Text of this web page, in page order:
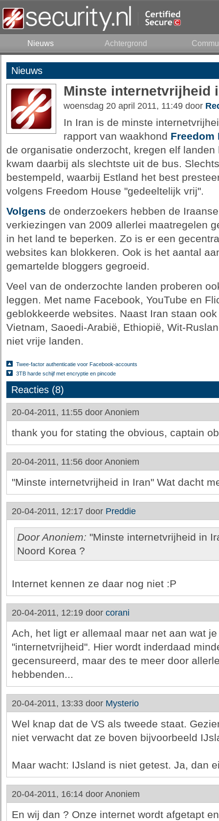
Nieuws Achtergrond
Nieuws
Minste internetvrijheid
woensdag 20 april 2011, 11:49 door
In Iran is de minste
rapport van waakhond Freedom
de organisatie onderzocht, kregen elf
kwam daarbij als slechtste uit de bus.
bestempeld, waarbij Estland het best
volgens Freedom House "gedeeltelijk vrij".
Volgens de onderzoekers hebben de
verkiezingen van 2009 allerlei maatregelen
in het land te beperken. Zo is er een
websites kan blokkeren. Ook is het aantal
gemartelde bloggers gegroeid.
Veel van de onderzochte landen proberen
leggen. Met name Facebook, YouTube en
geblokkeerde websites. Naast Iran staan
Vietnam, Saoedi-Arabië, Ethiopië, Wit-
niet vrije landen.
Twee-factor authenticatie voor Facebook-accounts
3TB harde schijf met encryptie en pincode
Reacties (8)
20-04-2011, 11:55 door Anoniem
thank you for stating the obvious, captain
20-04-2011, 11:56 door Anoniem
"Minste internetvrijheid in Iran" Wat dacht
20-04-2011, 12:17 door Preddie
Door Anoniem: "Minste internetvrijheid in
Noord Korea ?
Internet kennen ze daar nog niet :P
20-04-2011, 12:19 door corani
Ach, het ligt er allemaal maar net aan wat
"internetvrijheid". Hier wordt inderdaad
gecensureerd, maar des te meer door
hebbenden...
20-04-2011, 13:33 door Mysterio
Wel knap dat de VS als tweede staat.
niet verwacht dat ze boven bijvoorbeeld
Maar wacht: IJsland is niet getest. Ja, dan
20-04-2011, 16:14 door Anoniem
En wij dan ? Onze internet wordt afgetapt